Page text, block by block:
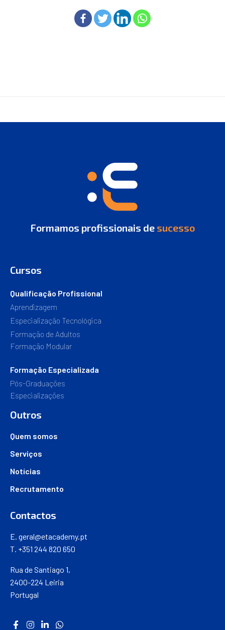
Formamos profissionais de sucesso
Cursos
Qualificação Profissional
Aprendizagem
Especialização Tecnológica
Formação de Adultos
Formação Modular
Formação Especializada
Pós-Graduações
Especializações
Outros
Quem somos
Serviços
Notícias
Recrutamento
Contactos
E. geral@etacademy.pt
T. +351 244 820 650
Rua de Santiago 1,
2400-224 Leiria
Portugal